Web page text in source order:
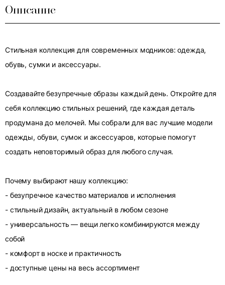
Описание
Стильная коллекция для современных модников: одежда,
обувь, сумки и аксессуары.
Создавайте безупречные образы каждый день. Откройте для
себя коллекцию стильных решений, где каждая деталь
продумана до мелочей. Мы собрали для вас лучшие модели
одежды, обуви, сумок и аксессуаров, которые помогут
создать неповторимый образ для любого случая.
Почему выбирают нашу коллекцию:
- безупречное качество материалов и исполнения
- стильный дизайн, актуальный в любом сезоне
- универсальность — вещи легко комбинируются между
собой
- комфорт в носке и практичность
- доступные цены на весь ассортимент